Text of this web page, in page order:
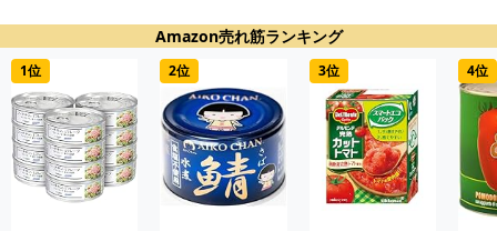
Amazon売れ筋ランキング
1位 2位 3位 4位